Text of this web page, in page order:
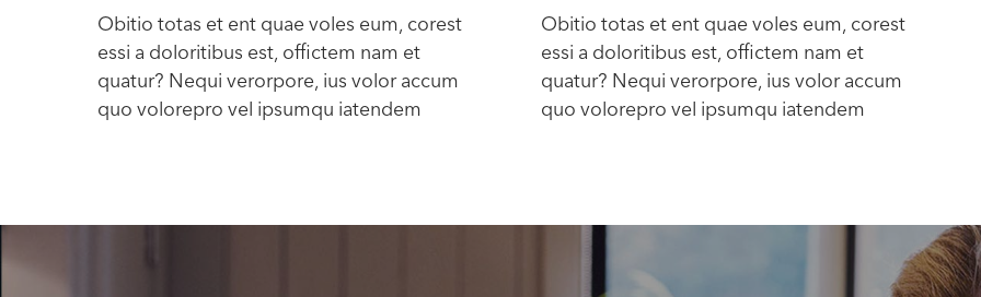
Obitio totas et ent quae voles eum, corest
essi a doloritibus est, offictem nam et
quatur? Nequi verorpore, ius volor accum
quo volorepro vel ipsumqu iatendem
Obitio totas et ent quae voles eum, corest
essi a doloritibus est, offictem nam et
quatur? Nequi verorpore, ius volor accum
quo volorepro vel ipsumqu iatendem